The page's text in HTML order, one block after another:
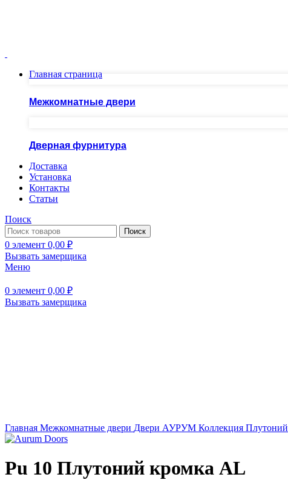
Главная страница
Межкомнатные двери
Дверная фурнитура
Доставка
Установка
Контакты
Статьи
Поиск
Поиск
0 элемент 0,00 ₽
Вызвать замерщика
Меню
0 элемент 0,00 ₽
Вызвать замерщика
Главная Межкомнатные двери Двери АУРУМ Коллекция Плутоний
Pu 10 Плутоний кромка AL